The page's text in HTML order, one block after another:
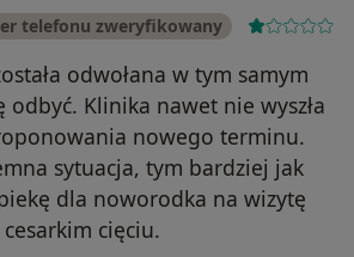
telefonu zweryfikowany
odwołana w tym samym
odbyć. Klinika nawet nie wyszła
nowego terminu.
sytuacja, tym bardziej jak
dla noworodka na wizytę
cięciu.